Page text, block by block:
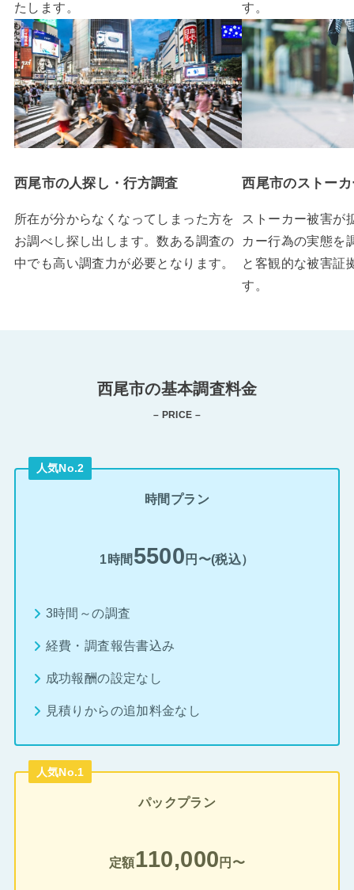
たします。
す。
西尾市の人探し・行方調査
所在が分からなくなってしまった方を
お調べし探し出します。数ある調査の
中でも高い調査力が必要となります。
西尾市のストー
ストーカー被害が
カー行為の実態を
と客観的な被害証
す。
西尾市の基本調査料金
– PRICE –
人気No.2
時間プラン
1時間 5500 円〜(税込）
3時間～の調査
経費・調査報告書込み
成功報酬の設定なし
見積りからの追加料金なし
人気No.1
パックプラン
定額110,000 円〜